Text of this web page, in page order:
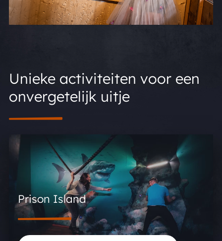
Unieke activiteiten voor een
onvergetelijk uitje
Prison Island